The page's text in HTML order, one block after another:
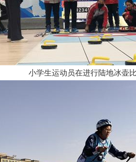
小学生运动员在进行陆地冰壶